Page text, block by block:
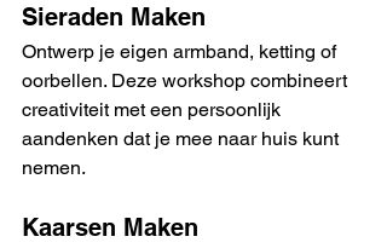
Sieraden Maken
Ontwerp je eigen armband, ketting of
oorbellen. Deze workshop combineert
creativiteit met een persoonlijk
aandenken dat je mee naar huis kunt
nemen.
Kaarsen Maken